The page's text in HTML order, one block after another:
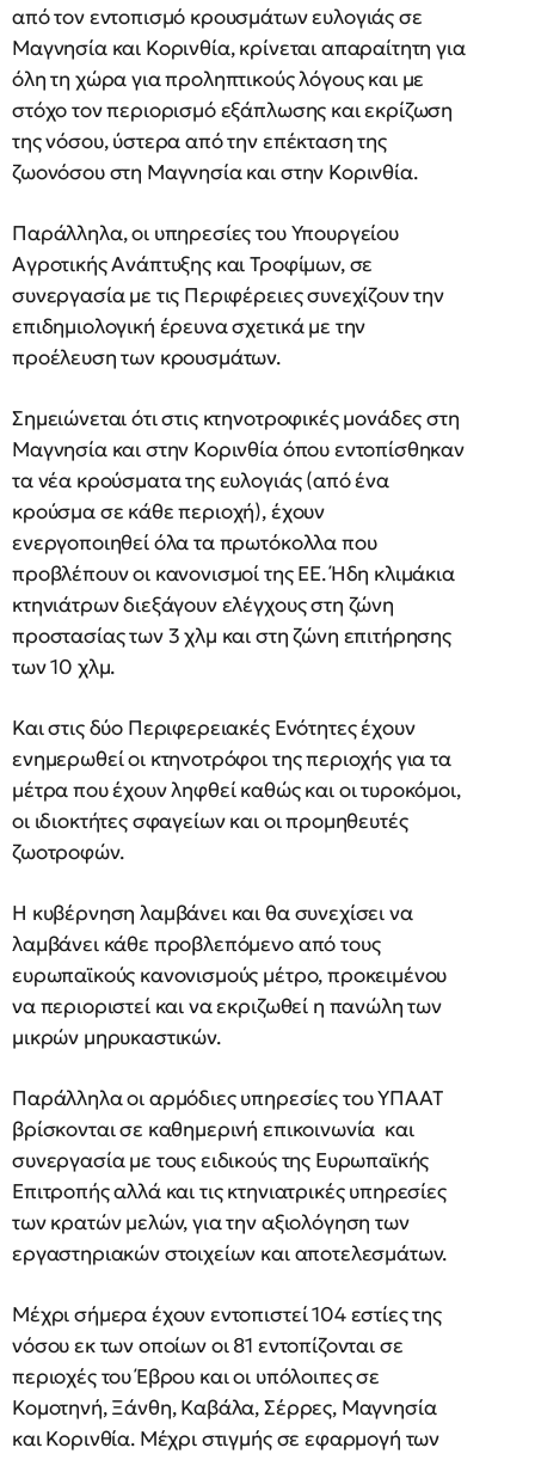
από τον εντοπισμό κρουσμάτων ευλογιάς σε
Μαγνησία και Κορινθία, κρίνεται απαραίτητη για
όλη τη χώρα για προληπτικούς λόγους και με
στόχο τον περιορισμό εξάπλωσης και εκρίζωση
της νόσου, ύστερα από την επέκταση της
ζωονόσου στη Μαγνησία και στην Κορινθία.
Παράλληλα, οι υπηρεσίες του Υπουργείου
Αγροτικής Ανάπτυξης και Τροφίμων, σε
συνεργασία με τις Περιφέρειες συνεχίζουν την
επιδημιολογική έρευνα σχετικά με την
προέλευση των κρουσμάτων.
Σημειώνεται ότι στις κτηνοτροφικές μονάδες στη
Μαγνησία και στην Κορινθία όπου εντοπίσθηκαν
τα νέα κρούσματα της ευλογιάς (από ένα
κρούσμα σε κάθε περιοχή), έχουν
ενεργοποιηθεί όλα τα πρωτόκολλα που
προβλέπουν οι κανονισμοί της ΕΕ. Ήδη κλιμάκια
κτηνιάτρων διεξάγουν ελέγχους στη ζώνη
προστασίας των 3 χλμ και στη ζώνη επιτήρησης
των 10 χλμ.
Και στις δύο Περιφερειακές Ενότητες έχουν
ενημερωθεί οι κτηνοτρόφοι της περιοχής για τα
μέτρα που έχουν ληφθεί καθώς και οι τυροκόμοι,
οι ιδιοκτήτες σφαγείων και οι προμηθευτές
ζωοτροφών.
Η κυβέρνηση λαμβάνει και θα συνεχίσει να
λαμβάνει κάθε προβλεπόμενο από τους
ευρωπαϊκούς κανονισμούς μέτρο, προκειμένου
να περιοριστεί και να εκριζωθεί η πανώλη των
μικρών μηρυκαστικών.
Παράλληλα οι αρμόδιες υπηρεσίες του ΥΠΑΑΤ
βρίσκονται σε καθημερινή επικοινωνία και
συνεργασία με τους ειδικούς της Ευρωπαϊκής
Επιτροπής αλλά και τις κτηνιατρικές υπηρεσίες
των κρατών μελών, για την αξιολόγηση των
εργαστηριακών στοιχείων και αποτελεσμάτων.
Μέχρι σήμερα έχουν εντοπιστεί 104 εστίες της
νόσου εκ των οποίων οι 81 εντοπίζονται σε
περιοχές του Έβρου και οι υπόλοιπες σε
Κομοτηνή, Ξάνθη, Καβάλα, Σέρρες, Μαγνησία
και Κορινθία. Μέχρι στιγμής σε εφαρμογή των